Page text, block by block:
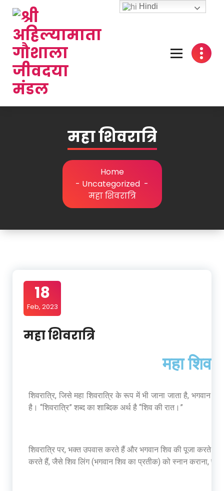
महा शिवरात्रि
Home
- Uncategorized -
महा शिवरात्रि
18
Feb, 2023
महा शिवरात्रि
महा
शिवरात्रि, जिसे महा शिवरात्रि के रूप में भी जाना जाता है, भगवान
है। “शिवरात्रि” शब्द का शाब्दिक अर्थ है “शिव की रात।”
शिवरात्रि पर, भक्त उपवास करते हैं और भगवान शिव की पूजा करते
करते हैं, जैसे शिव लिंग (भगवान शिव का प्रतीक) को स्नान कराना,
Hindi